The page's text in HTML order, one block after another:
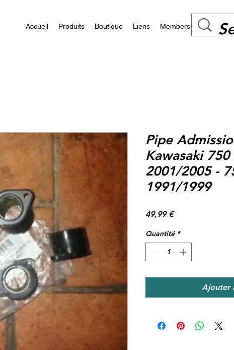
Accueil Produits Boutique Liens Members
Pipe
Kawasaki 750
2001/2005 -
1991/1999
49,99 €Prix
Quantité *
Ajouter